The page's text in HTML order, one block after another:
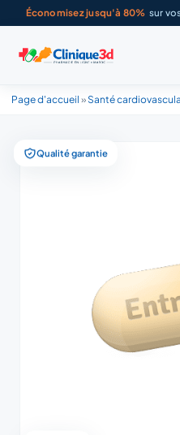
Économisez jusqu'à 80% sur
Page d'accueil »Santé
Qualité garantie